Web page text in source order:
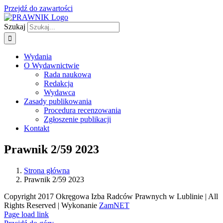
Przejdź do zawartości
Szukaj
Wydania
O Wydawnictwie
Rada naukowa
Redakcja
Wydawca
Zasady publikowania
Procedura recenzowania
Zgłoszenie publikacji
Kontakt
Prawnik 2/59 2023
Strona główna
Prawnik 2/59 2023
Copyright 2017 Okręgowa Izba Radców Prawnych w Lublinie | All
Rights Reserved | Wykonanie ZamNET
Page load link